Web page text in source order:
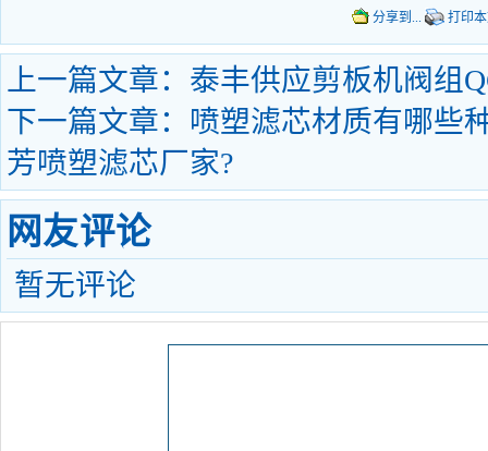
分享到... 打印本
上一篇文章： 泰丰供应剪板机阀组
下一篇文章： 喷塑滤芯材质有哪些
芳喷塑滤芯厂家?
网友评论
暂无评论